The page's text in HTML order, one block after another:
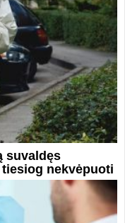
suvaldęs
nekvėpuoti